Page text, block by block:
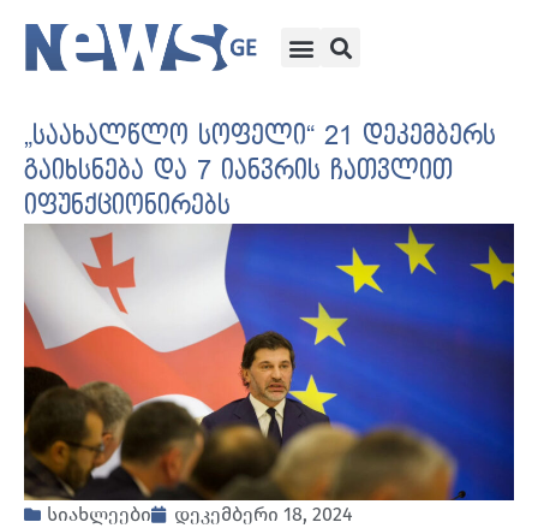
„საახალწლო სოფელი“ 21 დეკემბერს
გაიხსნება და 7 იანვრის ჩათვლით
იფუნქციონირებს
სიახლეები
დეკემბერი 18, 2024